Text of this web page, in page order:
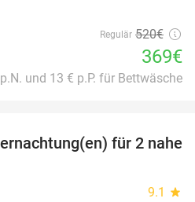
Regulär 520€
369€
und 13 € p.P. für Bettwäsche
35%
für 2 nahe
9.1 star